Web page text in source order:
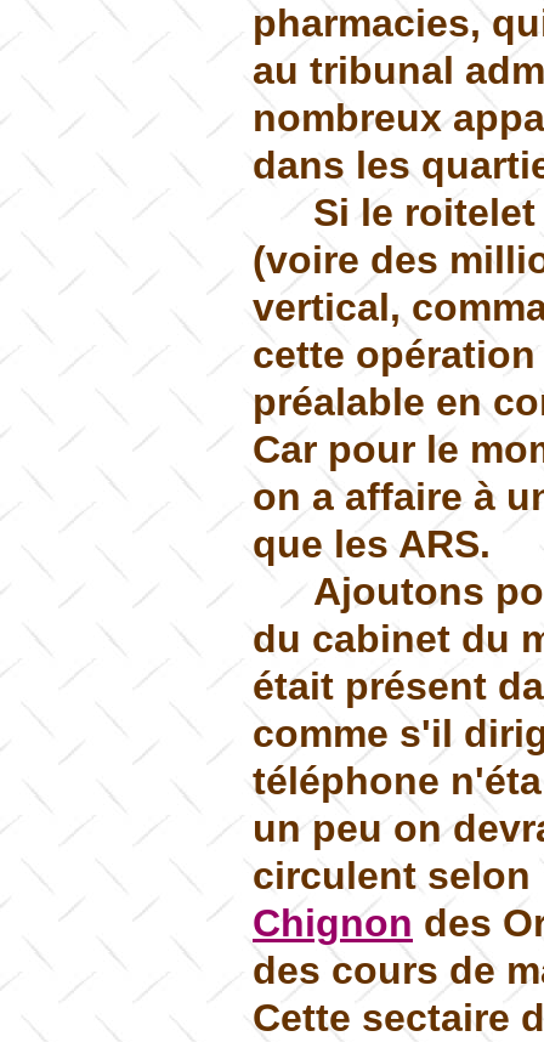
pharmacies,
au tribunal
nombreux
dans les
Si le
(voire des
vertical,
cette
préalable en
Car pour le
on a affaire à
que les ARS.
Ajoutons
du cabinet du
était présent
comme s'il
téléphone
un peu on
circulent
Chignon des
des cours de
Cette sectaire